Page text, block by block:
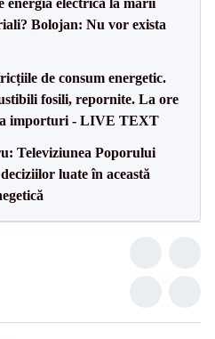
Bolojan: Nu vor exista
de consum energetic.
fosili, repornite. La ore
importuri - LIVE TEXT
Televiziunea Poporului
luate în această